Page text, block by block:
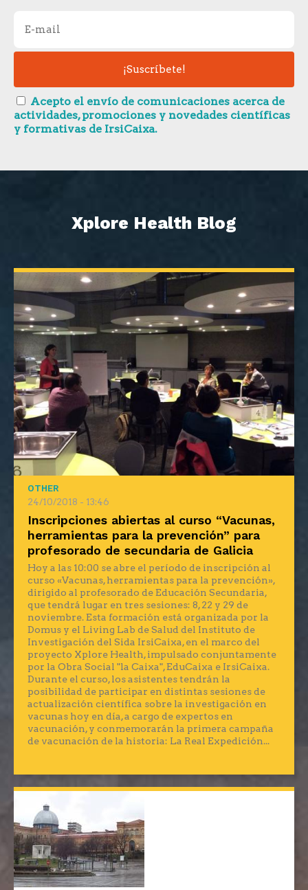
Acepto el envío de comunicaciones acerca de
actividades, promociones y novedades científicas
y formativas de IrsiCaixa.
Xplore Health Blog
OTHER
24/10/2018 - 13:46
Inscripciones abiertas al curso “Vacunas,
herramientas para la prevención” para
profesorado de secundaria de Galicia
Hoy a las 10:00 se abre el período de inscripción al
curso «Vacunas, herramientas para la prevención»,
dirigido al profesorado de Educación Secundaria,
que tendrá lugar en tres sesiones: 8, 22 y 29 de
noviembre. Esta formación está organizada por la
Domus y el Living Lab de Salud del Instituto de
Investigación del Sida IrsiCaixa, en el marco del
proyecto Xplore Health, impulsado conjuntamente
por la Obra Social "la Caixa", EduCaixa e IrsiCaixa.
Durante el curso, los asistentes tendrán la
posibilidad de participar en distintas sesiones de
actualización científica sobre la investigación en
vacunas hoy en día, a cargo de expertos en
vacunación, y conmemorarán la primera campaña
de vacunación de la historia: La Real Expedición...